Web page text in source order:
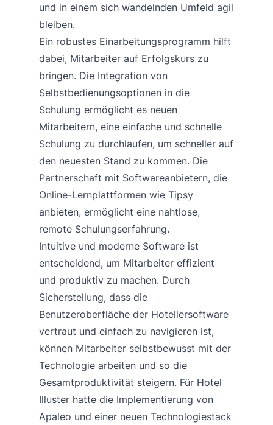
und in einem sich wandelnden Umfeld agil
bleiben.
Ein robustes Einarbeitungsprogramm hilft
dabei, Mitarbeiter auf Erfolgskurs zu
bringen. Die Integration von
Selbstbedienungsoptionen in die
Schulung ermöglicht es neuen
Mitarbeitern, eine einfache und schnelle
Schulung zu durchlaufen, um schneller auf
den neuesten Stand zu kommen. Die
Partnerschaft mit Softwareanbietern, die
Online-Lernplattformen wie Tipsy
anbieten, ermöglicht eine nahtlose,
remote Schulungserfahrung.
Intuitive und moderne Software ist
entscheidend, um Mitarbeiter effizient
und produktiv zu machen. Durch
Sicherstellung, dass die
Benutzeroberfläche der Hotellersoftware
vertraut und einfach zu navigieren ist,
können Mitarbeiter selbstbewusst mit der
Technologie arbeiten und so die
Gesamtproduktivität steigern. Für Hotel
Illuster hatte die Implementierung von
Apaleo und einer neuen Technologiestack